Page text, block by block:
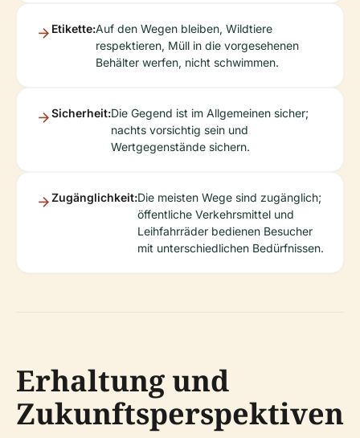
Etikette:Auf den Wegen bleiben, Wildtiere
respektieren, Müll in die vorgesehenen
Behälter werfen, nicht schwimmen.
Sicherheit:Die Gegend ist im Allgemeinen sicher;
nachts vorsichtig sein und
Wertgegenstände sichern.
Zugänglichkeit:Die meisten Wege sind zugänglich;
öffentliche Verkehrsmittel und
Leihfahrräder bedienen Besucher
mit unterschiedlichen Bedürfnissen.
Erhaltung und
Zukunftsperspektiven